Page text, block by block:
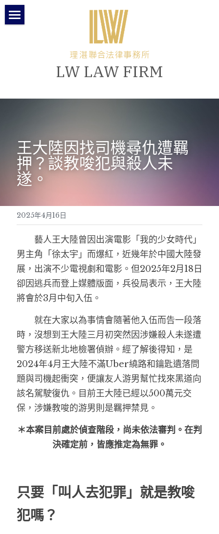
LW LAW FIRM
所長專欄
律師專欄
聯絡與交通方式
繁體中文
王大陸因找司機尋仇遭羈
押？談教唆犯與殺人未
遂。
2025年4月16日
藝人王大陸曾因出演電影「我的少女時代」
男主角「徐太宇」而爆紅，近幾年於中國大陸發
展，出演不少電視劇和電影。但2025年2月18日
卻因逃兵而登上媒體版面，兵役局表示，王大陸
將會於3月中旬入伍。
就在大家以為事情會隨著他入伍而告一段落
時，沒想到王大陸三月初突然因涉嫌殺人未遂遭
警方移送新北地檢署偵辦。經了解後得知，是
2024年4月王大陸不滿Uber繞路和鑰匙遺落問
題與司機起衝突，便讓友人游男幫忙找來黑道向
該名駕駛復仇。目前王大陸已經以500萬元交
保，涉嫌教唆的游男則是羈押禁見。
＊本案目前處於偵查階段，尚未依法審判。在判
決確定前，皆應推定為無罪。
只要 「 叫人去犯罪」就是教唆
犯嗎？